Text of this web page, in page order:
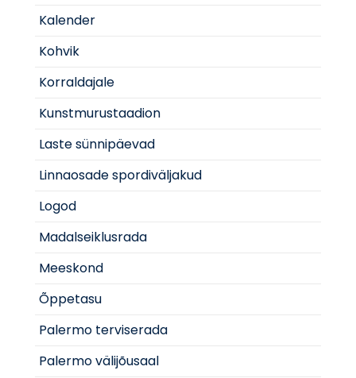
Kalender
Kohvik
Korraldajale
Kunstmurustaadion
Laste sünnipäevad
Linnaosade spordiväljakud
Logod
Madalseiklusrada
Meeskond
Õppetasu
Palermo terviserada
Palermo välijõusaal